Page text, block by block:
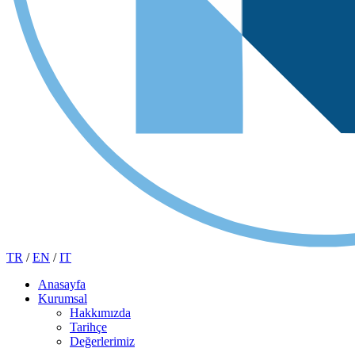
TR /EN /IT
Anasayfa
Kurumsal
Hakkımızda
Tarihçe
Değerlerimiz